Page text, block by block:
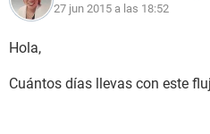
27 jun 2015 a las 18:52
Hola,
Cuántos días llevas con este